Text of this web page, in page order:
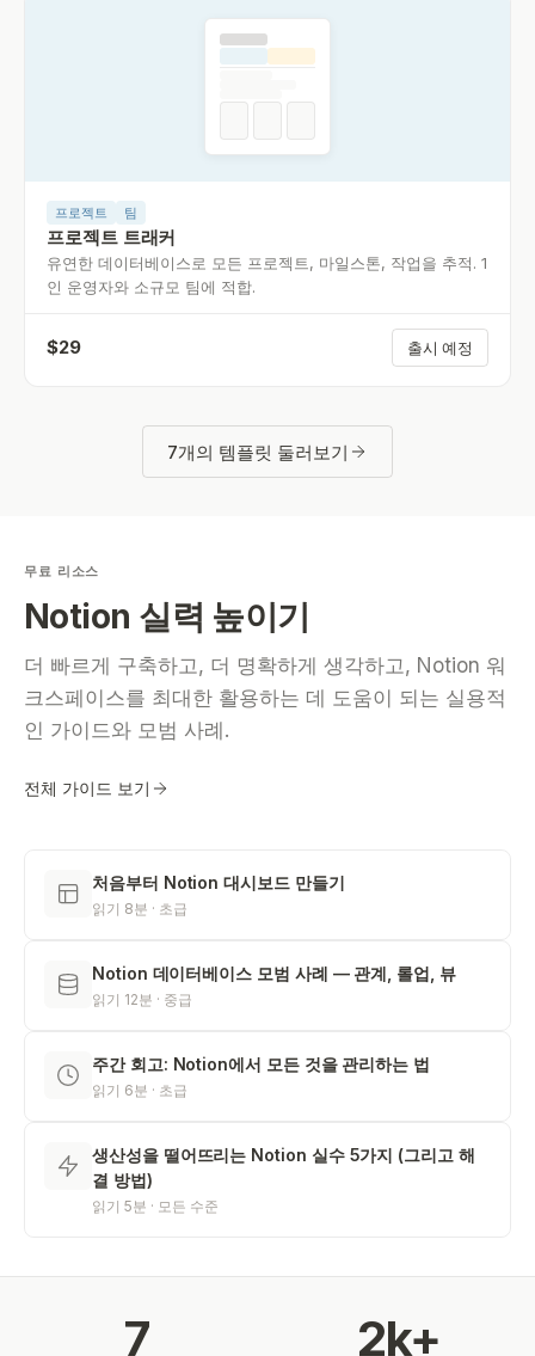
프로젝트 팀
프로젝트 트래커
유연한 데이터베이스로 모든 프로젝트, 마일스톤, 작업을 추적. 1
인 운영자와 소규모 팀에 적합.
$29 출시 예정
7개의 템플릿 둘러보기
무료 리소스
Notion 실력 높이기
더 빠르게 구축하고, 더 명확하게 생각하고, Notion 워
크스페이스를 최대한 활용하는 데 도움이 되는 실용적
인 가이드와 모범 사례.
전체 가이드 보기
처음부터 Notion 대시보드 만들기
읽기 8분 · 초급
Notion 데이터베이스 모범 사례 — 관계, 롤업, 뷰
읽기 12분 · 중급
주간 회고: Notion에서 모든 것을 관리하는 법
읽기 6분 · 초급
생산성을 떨어뜨리는 Notion 실수 5가지 (그리고 해
결 방법)
읽기 5분 · 모든 수준
7 2k+